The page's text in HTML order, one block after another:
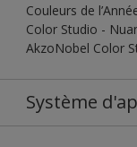
Couleurs de
Color Studio -
AkzoNobel Color
Système